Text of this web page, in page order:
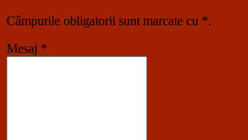
Câmpurile obligatorii sunt marcate cu *.
Mesaj *